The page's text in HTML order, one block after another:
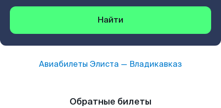
Найти
Авиабилеты Элиста — Владикавказ
Обратные билеты